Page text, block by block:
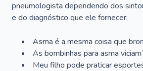
pneumologista dependendo dos
e do diagnóstico que ele fornecer:
Asma é a mesma coisa que
As bombinhas para asma
Meu filho pode praticar